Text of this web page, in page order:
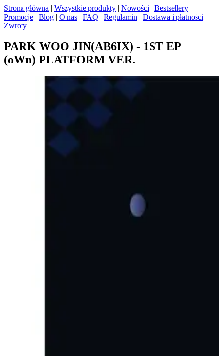
Strona główna | Wszystkie produkty | Nowości | Bestsellery |
Promocje | Blog | O nas | FAQ | Regulamin | Dostawa i płatności |
Zwroty
PARK WOO JIN(AB6IX) - 1ST EP
(oWn) PLATFORM VER.